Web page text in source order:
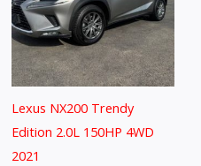
Lexus NX200 Trendy
Edition 2.0L 150HP 4WD
2021